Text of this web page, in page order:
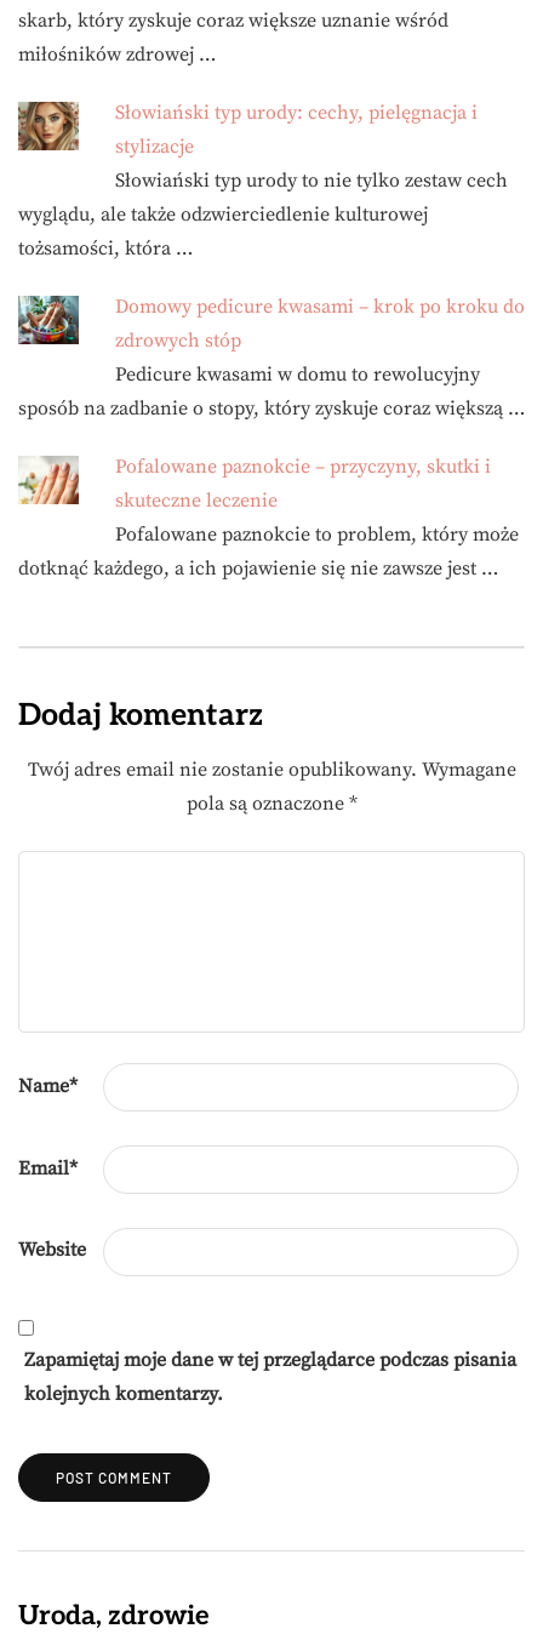
skarb, który zyskuje coraz większe uznanie wśród
miłośników zdrowej …
Słowiański typ urody: cechy, pielęgnacja i
stylizacje
Słowiański typ urody to nie tylko zestaw cech
wyglądu, ale także odzwierciedlenie kulturowej
tożsamości, która …
Domowy pedicure kwasami – krok po kroku do
zdrowych stóp
Pedicure kwasami w domu to rewolucyjny
sposób na zadbanie o stopy, który zyskuje coraz większą …
Pofalowane paznokcie – przyczyny, skutki i
skuteczne leczenie
Pofalowane paznokcie to problem, który może
dotknąć każdego, a ich pojawienie się nie zawsze jest …
Dodaj komentarz
Twój adres email nie zostanie opublikowany. Wymagane
pola są oznaczone *
Name*
Email*
Website
Zapamiętaj moje dane w tej przeglądarce podczas pisania
kolejnych komentarzy.
Uroda, zdrowie